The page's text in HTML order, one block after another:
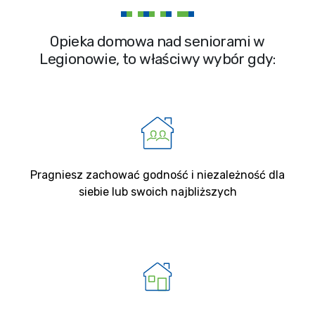
Opieka domowa nad seniorami w
Legionowie, to właściwy wybór gdy:
Pragniesz zachować godność i niezależność dla
siebie lub swoich najbliższych